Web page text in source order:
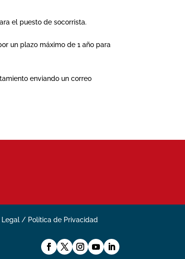
el puesto de socorrista.
un plazo máximo de 1 año para
enviando un correo
Legal / Política de Privacidad